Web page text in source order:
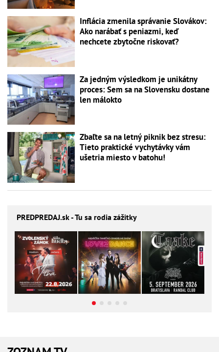
Inflácia zmenila správanie Slovákov:
Ako narábať s peniazmi, keď
nechcete zbytočne riskovať?
Za jedným výsledkom je unikátny
proces: Sem sa na Slovensku dostane
len málokto
Zbaľte sa na letný piknik bez stresu:
Tieto praktické vychytávky vám
ušetria miesto v batohu!
PREDPREDAJ.sk - Tu sa rodia zážitky